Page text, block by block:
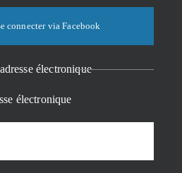
connecter via Facebook
électronique
électronique